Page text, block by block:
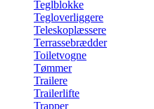
Teglblokke
Tegloverliggere
Teleskoplæssere
Terrassebrædder
Toiletvogne
Tømmer
Trailere
Trailerlifte
Trapper